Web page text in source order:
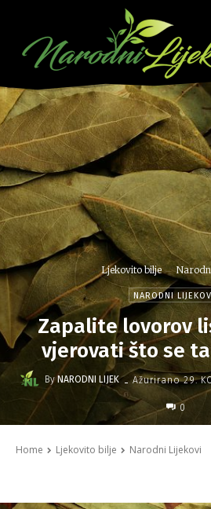
Ljekovito bilje
NARODNI LIJEKOVI
Zapalite lovorov
vjerovati što se
By NARODNI LIJEK - Ažurirano 29.
0
Home Ljekovito bilje Narodni Lijekovi